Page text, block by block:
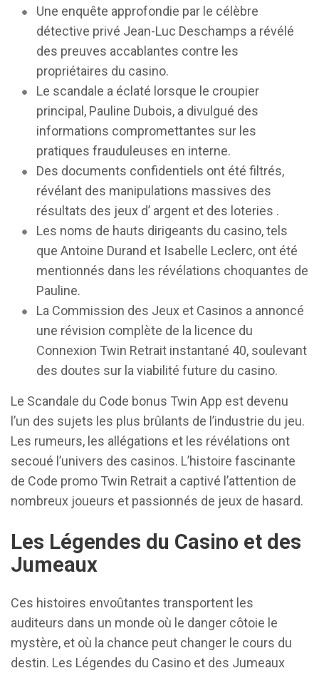
Une enquête approfondie par le célèbre
détective privé Jean-Luc Deschamps a révélé
des preuves accablantes contre les
propriétaires du casino.
Le scandale a éclaté lorsque le croupier
principal, Pauline Dubois, a divulgué des
informations compromettantes sur les
pratiques frauduleuses en interne.
Des documents confidentiels ont été filtrés,
révélant des manipulations massives des
résultats des jeux d’ argent et des loteries .
Les noms de hauts dirigeants du casino, tels
que Antoine Durand et Isabelle Leclerc, ont été
mentionnés dans les révélations choquantes de
Pauline.
La Commission des Jeux et Casinos a annoncé
une révision complète de la licence du
Connexion Twin Retrait instantané 40, soulevant
des doutes sur la viabilité future du casino.
Le Scandale du Code bonus Twin App est devenu
l’un des sujets les plus brûlants de l’industrie du jeu.
Les rumeurs, les allégations et les révélations ont
secoué l’univers des casinos. L’histoire fascinante
de Code promo Twin Retrait a captivé l’attention de
nombreux joueurs et passionnés de jeux de hasard.
Les Légendes du Casino et des
Jumeaux
Ces histoires envoûtantes transportent les
auditeurs dans un monde où le danger côtoie le
mystère, et où la chance peut changer le cours du
destin. Les Légendes du Casino et des Jumeaux